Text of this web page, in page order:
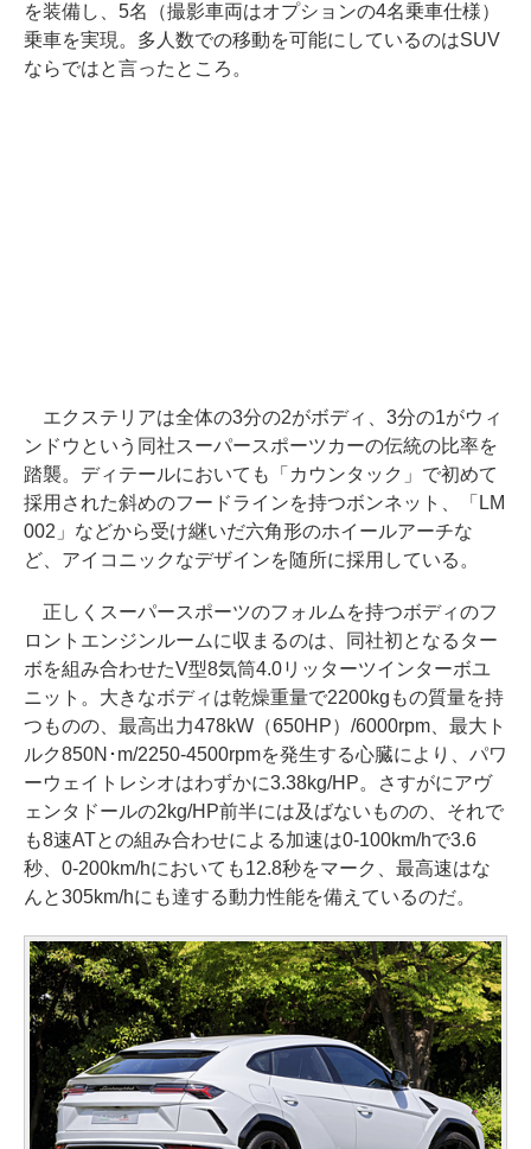
を装備し、5名（撮影車両はオプションの4名乗車仕様）
乗車を実現。多人数での移動を可能にしているのはSUV
ならではと言ったところ。
エクステリアは全体の3分の2がボディ、3分の1がウィ
ンドウという同社スーパースポーツカーの伝統の比率を
踏襲。ディテールにおいても「カウンタック」で初めて
採用された斜めのフードラインを持つボンネット、「LM
002」などから受け継いだ六角形のホイールアーチな
ど、アイコニックなデザインを随所に採用している。
正しくスーパースポーツのフォルムを持つボディのフ
ロントエンジンルームに収まるのは、同社初となるター
ボを組み合わせたV型8気筒4.0リッターツインターボユ
ニット。大きなボディは乾燥重量で2200kgもの質量を持
つものの、最高出力478kW（650HP）/6000rpm、最大ト
ルク850N･m/2250-4500rpmを発生する心臓により、パワ
ーウェイトレシオはわずかに3.38kg/HP。さすがにアヴ
ェンタドールの2kg/HP前半には及ばないものの、それで
も8速ATとの組み合わせによる加速は0-100km/hで3.6
秒、0-200km/hにおいても12.8秒をマーク、最高速はな
んと305km/hにも達する動力性能を備えているのだ。